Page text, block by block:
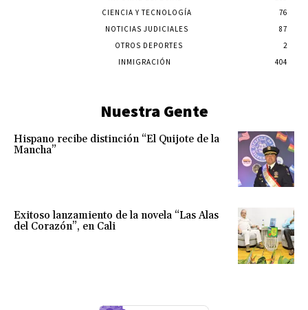
CIENCIA Y TECNOLOGÍA
76
NOTICIAS JUDICIALES
87
OTROS DEPORTES
2
INMIGRACIÓN
404
Nuestra Gente
Hispano recibe distinción “El Quijote de la
Mancha”
Exitoso lanzamiento de la novela “Las Alas
del Corazón”, en Cali